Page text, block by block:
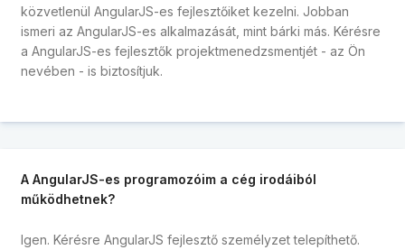
közvetlenül AngularJS-es fejlesztőiket kezelni. Jobban
ismeri az AngularJS-es alkalmazását, mint bárki más. Kérésre
a AngularJS-es fejlesztők projektmenedzsmentjét - az Ön
nevében - is biztosítjuk.
A AngularJS-es programozóim a cég irodáiból
működhetnek?
Igen. Kérésre AngularJS fejlesztő személyzet telepíthető.